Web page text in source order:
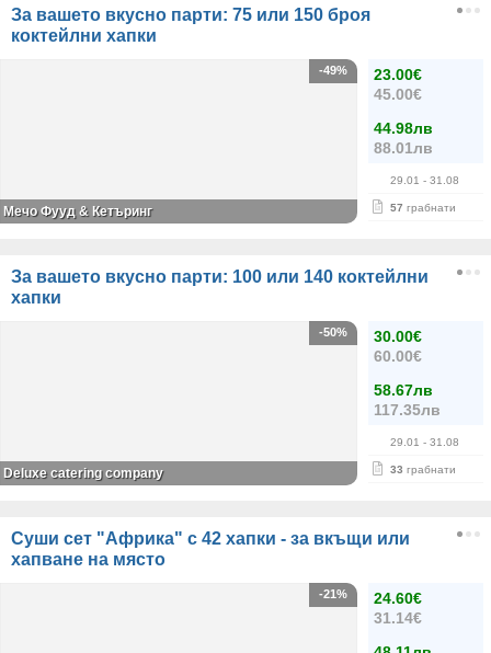
За вашето вкусно парти: 75 или 150 броя
коктейлни хапки
23.00€
45.00€
44.98лв
88.01лв
29.01 - 31.08
57 грабнати
-49%
Мечо Фууд & Кетъринг
За вашето вкусно парти: 100 или 140 коктейлни
хапки
30.00€
60.00€
58.67лв
117.35лв
29.01 - 31.08
33 грабнати
-50%
Deluxe catering company
Суши сет "Африка" с 42 хапки - за вкъщи или
хапване на място
24.60€
31.14€
-21%